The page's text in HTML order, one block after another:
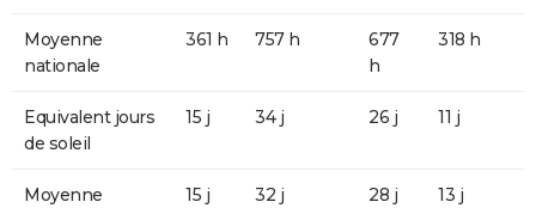
Moyenne
nationale
361 h 757 h
677
h
318 h
Equivalent jours
de soleil
15 j 34 j 26 j 11 j
Moyenne
15 j 32 j 28 j 13 j